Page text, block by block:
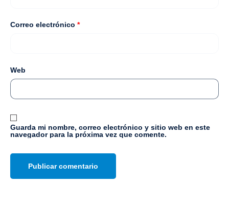
Correo electrónico *
Web
Guarda mi nombre, correo electrónico y sitio web en este
navegador para la próxima vez que comente.